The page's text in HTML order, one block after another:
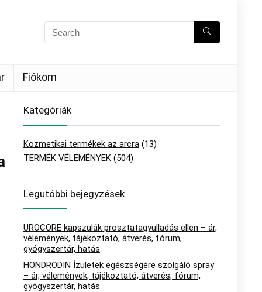
Fiókom
Kategóriák
Kozmetikai termékek az arcra (13)
TERMÉK VÉLEMÉNYEK (504)
Legutóbbi bejegyzések
UROCORE kapszulák prosztatagyulladás ellen – ár,
vélemények, tájékoztató, átverés, fórum,
gyógyszertár, hatás
HONDRODIN Ízületek egészségére szolgáló spray
– ár, vélemények, tájékoztató, átverés, fórum,
gyógyszertár, hatás